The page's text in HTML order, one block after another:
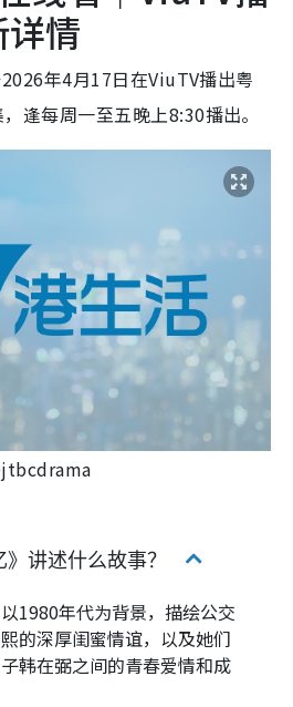
情
年4月17日在ViuTV播出粤
逢每周一至五晚上8:30播出。
讲述什么故事？
以1980年代为背景，描绘公交
的深厚闺蜜情谊，以及她们
韩在弼之间的青春爱情和成